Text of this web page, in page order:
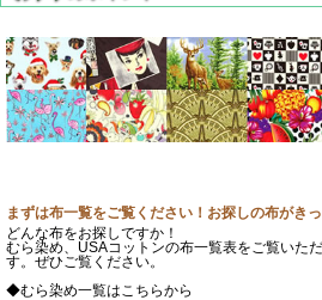
まずは布一覧をご覧ください！お探しの布がき
どんな布をお探しですか！
むら染め、USAコットンの布一覧表をご覧いた
す。ぜひご覧ください。
◆むら染め一覧はこちらから